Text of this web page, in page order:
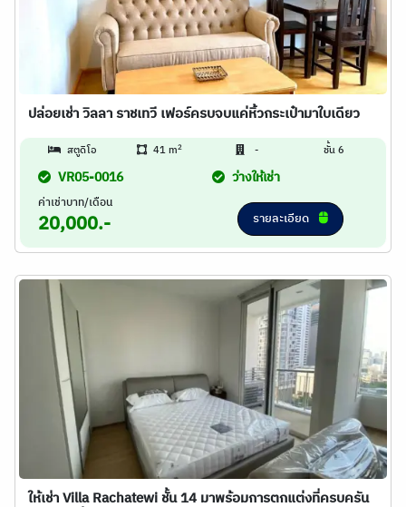
ปล่อยเช่า วิลลา ราชเทวี เฟอร์ครบจบแค่หิ้วกระเป๋ามาใบเดียว
สตูดิโอ 41 m2 - ชั้น 6
VR05-0016 ว่างให้เช่า
ค่าเช่าบาท/เดือน
20,000.- รายละเอียด
ให้เช่า Villa Rachatewi ชั้น 14 มาพร้อมการตกแต่งที่ครบครัน